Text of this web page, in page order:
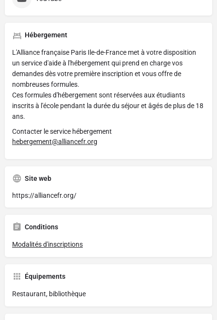
Hébergement
L'Alliance française Paris Ile-de-France met à votre disposition
un service d'aide à l'hébergement qui prend en charge vos
demandes dès votre première inscription et vous offre de
nombreuses formules.
Ces formules d'hébergement sont réservées aux étudiants
inscrits à l'école pendant la durée du séjour et âgés de plus de 18
ans.
Contacter le service hébergement
hebergement@alliancefr.org
Site web
https://alliancefr.org/
Conditions
Modalités d'inscriptions
Équipements
Restaurant, bibliothèque